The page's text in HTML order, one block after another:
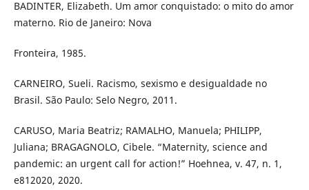
BADINTER, Elizabeth. Um amor conquistado: o mito do amor
materno. Rio de Janeiro: Nova
Fronteira, 1985.
CARNEIRO, Sueli. Racismo, sexismo e desigualdade no
Brasil. São Paulo: Selo Negro, 2011.
CARUSO, Maria Beatriz; RAMALHO, Manuela; PHILIPP,
Juliana; BRAGAGNOLO, Cibele. “Maternity, science and
pandemic: an urgent call for action!” Hoehnea, v. 47, n. 1,
e812020, 2020.